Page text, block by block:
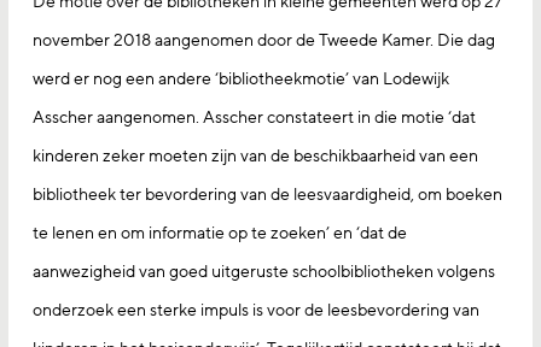
november 2018 aangenomen door de Tweede Kamer. Die dag
werd er nog een andere ‘bibliotheekmotie’ van Lodewijk
Asscher aangenomen. Asscher constateert in die motie ‘dat
kinderen zeker moeten zijn van de beschikbaarheid van een
bibliotheek ter bevordering van de leesvaardigheid, om boeken
te lenen en om informatie op te zoeken’ en ‘dat de
aanwezigheid van goed uitgeruste schoolbibliotheken volgens
onderzoek een sterke impuls is voor de leesbevordering van